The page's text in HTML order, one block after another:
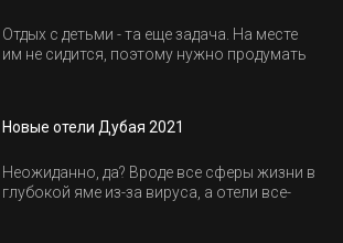
Отдых с детьми - та еще задача. На месте
им не сидится, поэтому нужно продумать
Новые отели Дубая 2021
Неожиданно, да? Вроде все сферы жизни в
глубокой яме из-за вируса, а отели все-